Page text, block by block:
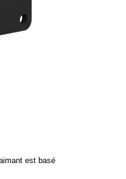
est basé